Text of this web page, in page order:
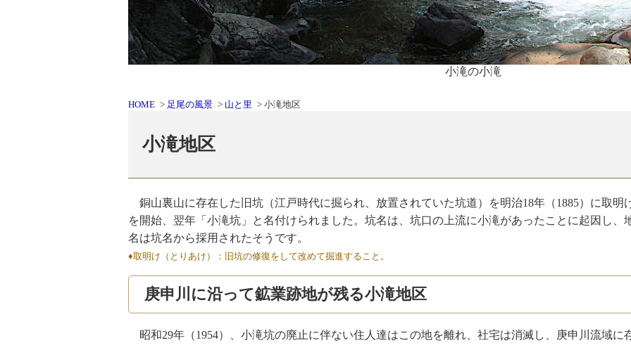
小滝の小滝
HOME 足尾の風景 山と里 小滝地区
小滝地区
銅山裏山に存在した旧坑（江戸時代に掘られ、放置されていた坑道）を明治18年（1885）に取明
を開始、翌年「小滝坑」と名付けられました。坑名は、坑口の上流に小滝があったことに起因し、
名は坑名から採用されたそうです。
♦取明け（とりあけ）：旧坑の修復をして改めて掘進すること。
庚申川に沿って鉱業跡地が残る小滝地区
昭和29年（1954）、小滝坑の廃止に伴ない住人達はこの地を離れ、社宅は消滅し、庚申川流域に